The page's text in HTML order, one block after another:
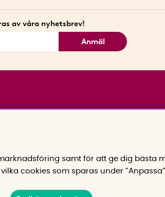
av våra nyhetsbrev!
Anmäl
samt för att ge dig bästa
cookies som sparas under ”Anpassa”.